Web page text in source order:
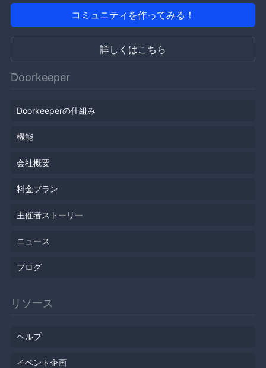
コミュニティを作ってみる！
詳しくはこちら
Doorkeeper
Doorkeeperの仕組み
機能
会社概要
料金プラン
主催者ストーリー
ニュース
ブログ
リソース
ヘルプ
イベント企画